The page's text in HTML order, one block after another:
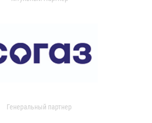
Генеральный партнер